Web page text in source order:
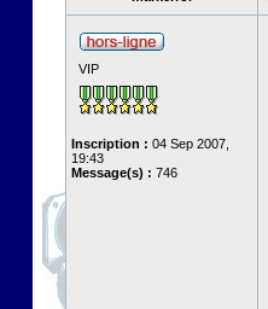
VIP
Inscription : 04 Sep 2007,
19:43
Message(s) : 746